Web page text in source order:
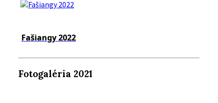
Fašiangy 2022
Fotogaléria 2021